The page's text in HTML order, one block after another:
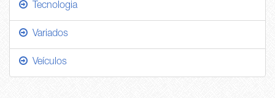
Tecnologia
Variados
Veículos